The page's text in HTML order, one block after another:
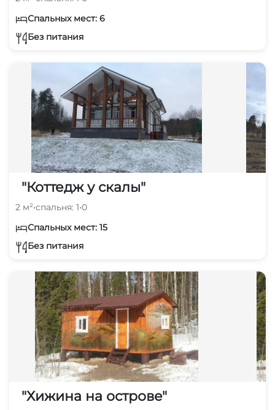
Спальных мест: 6
Без питания
"Коттедж у скалы"
2 м²•спальня: 1•0
Спальных мест: 15
Без питания
"Хижина на острове"